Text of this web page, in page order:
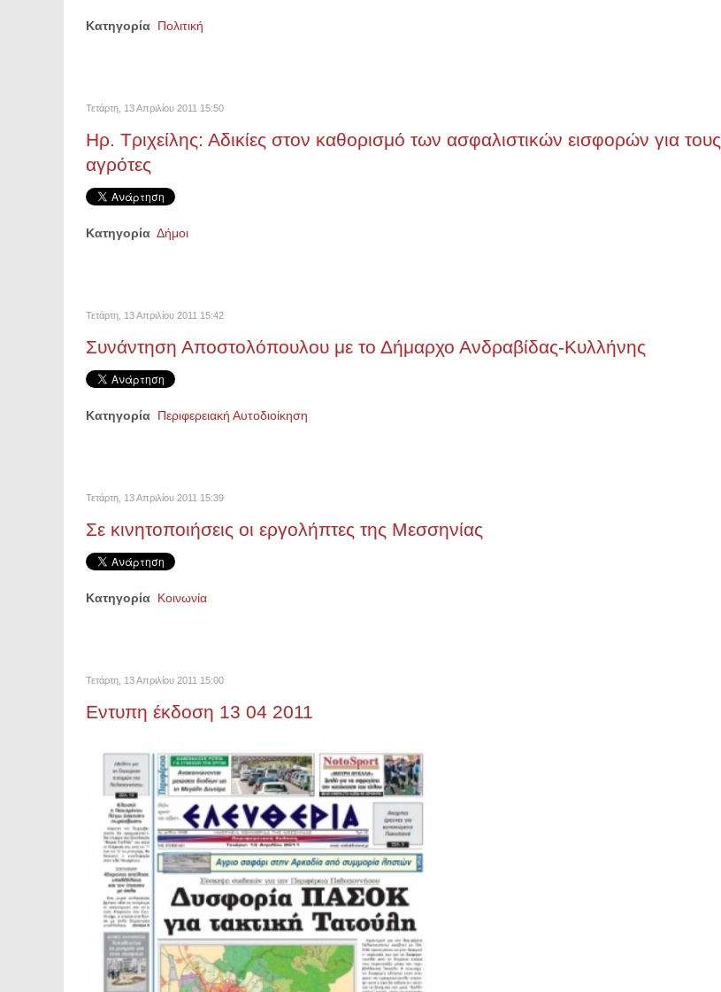
Κατηγορία Πολιτική
Τετάρτη, 13 Απριλίου 2011 15:50
Ηρ. Τριχείλης: Αδικίες στον καθορισμό των ασφαλιστικών εισφορών για τους
αγρότες
Κατηγορία Δήμοι
Τετάρτη, 13 Απριλίου 2011 15:42
Συνάντηση Αποστολόπουλου με το Δήμαρχο Ανδραβίδας-Κυλλήνης
Κατηγορία Περιφερειακή Αυτοδιοίκηση
Τετάρτη, 13 Απριλίου 2011 15:39
Σε κινητοποιήσεις οι εργολήπτες της Μεσσηνίας
Κατηγορία Κοινωνία
Τετάρτη, 13 Απριλίου 2011 15:00
Εντυπη έκδοση 13 04 2011